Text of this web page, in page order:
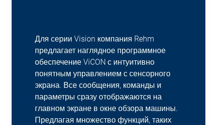
Для серии Vision компания Rehm
предлагает наглядное программное
обеспечение ViCON с интуитивно
понятным управлением с сенсорного
экрана. Все сообщения, команды и
параметры сразу отображаются на
главном экране в окне обзора машины.
Предлагая множество функций, таких